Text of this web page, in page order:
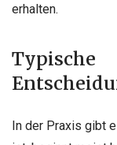
erhalten.
Typische
In der Praxis gibt